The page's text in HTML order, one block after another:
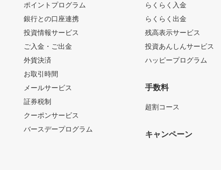
ポイントプログラム
銀行との口座連携
投資情報サービス
ご入金・ご出金
外貨決済
お取引時間
メールサービス
証券税制
クーポンサービス
バースデープログラム
らくらく入金
らくらく出金
残高表示サービス
投資あんしんサービス
ハッピープログラム
手数料
超割コース
キャンペーン